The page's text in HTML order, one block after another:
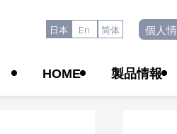
HOME 製品情報
日本 En 简体 個人